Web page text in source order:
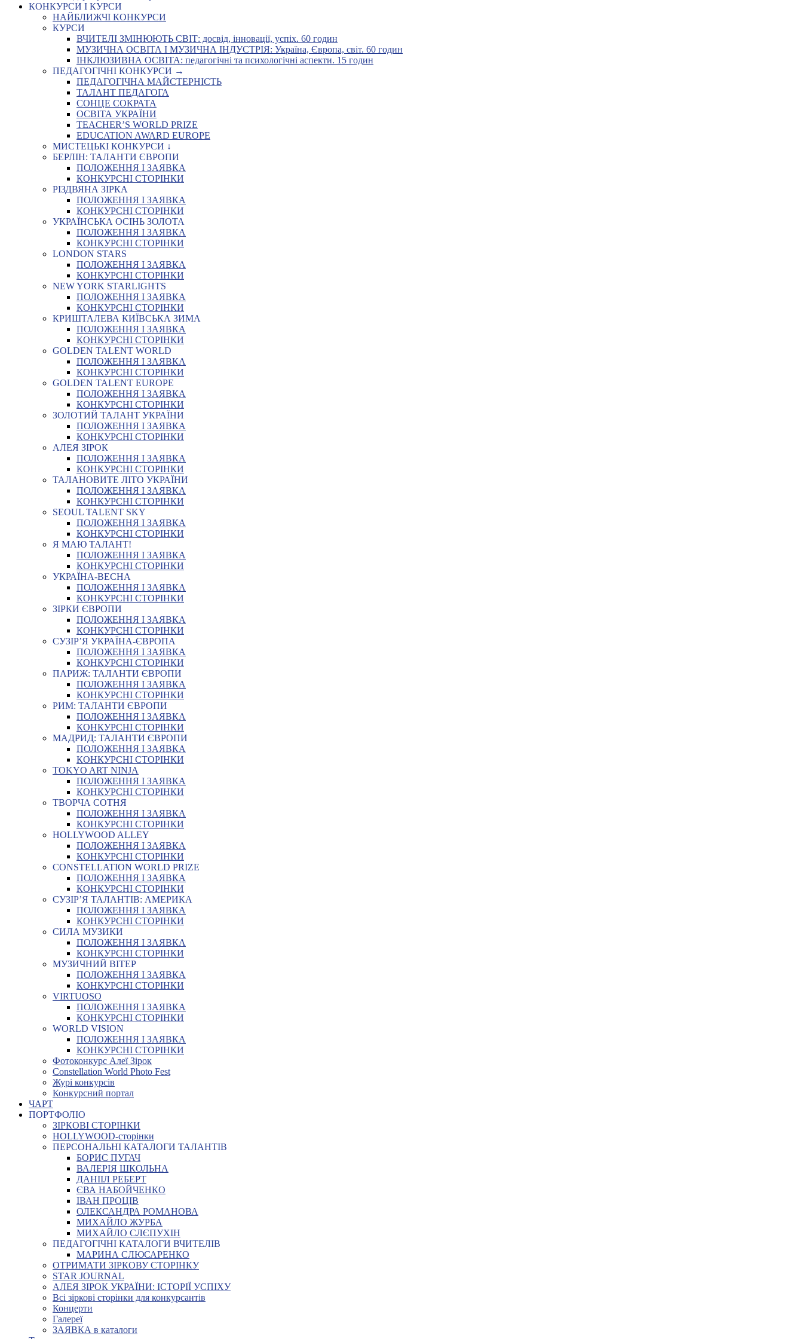
КОНКУРСИ І КУРСИ
НАЙБЛИЖЧІ КОНКУРСИ
КУРСИ
ВЧИТЕЛІ ЗМІНЮЮТЬ СВІТ: досвід, інновації, успіх. 60 годин
МУЗИЧНА ОСВІТА І МУЗИЧНА ІНДУСТРІЯ: Україна, Європа, світ. 60 годин
ІНКЛЮЗИВНА ОСВІТА: педагогічні та психологічні аспекти. 15 годин
ПЕДАГОГІЧНІ КОНКУРСИ →
ПЕДАГОГІЧНА МАЙСТЕРНІСТЬ
ТАЛАНТ ПЕДАГОГА
СОНЦЕ СОКРАТА
ОСВІТА УКРАЇНИ
TEACHER’S WORLD PRIZE
EDUCATION AWARD EUROPE
МИСТЕЦЬКІ КОНКУРСИ ↓
БЕРЛІН: ТАЛАНТИ ЄВРОПИ
ПОЛОЖЕННЯ І ЗАЯВКА
КОНКУРСНІ СТОРІНКИ
РІЗДВЯНА ЗІРКА
ПОЛОЖЕННЯ І ЗАЯВКА
КОНКУРСНІ СТОРІНКИ
УКРАЇНСЬКА ОСІНЬ ЗОЛОТА
ПОЛОЖЕННЯ І ЗАЯВКА
КОНКУРСНІ СТОРІНКИ
LONDON STARS
ПОЛОЖЕННЯ І ЗАЯВКА
КОНКУРСНІ СТОРІНКИ
NEW YORK STARLIGHTS
ПОЛОЖЕННЯ І ЗАЯВКА
КОНКУРСНІ СТОРІНКИ
КРИШТАЛЕВА КИЇВСЬКА ЗИМА
ПОЛОЖЕННЯ І ЗАЯВКА
КОНКУРСНІ СТОРІНКИ
GOLDEN TALENT WORLD
ПОЛОЖЕННЯ І ЗАЯВКА
КОНКУРСНІ СТОРІНКИ
GOLDEN TALENT EUROPE
ПОЛОЖЕННЯ І ЗАЯВКА
КОНКУРСНІ СТОРІНКИ
ЗОЛОТИЙ ТАЛАНТ УКРАЇНИ
ПОЛОЖЕННЯ І ЗАЯВКА
КОНКУРСНІ СТОРІНКИ
АЛЕЯ ЗІРОК
ПОЛОЖЕННЯ І ЗАЯВКА
КОНКУРСНІ СТОРІНКИ
ТАЛАНОВИТЕ ЛІТО УКРАЇНИ
ПОЛОЖЕННЯ І ЗАЯВКА
КОНКУРСНІ СТОРІНКИ
SEOUL TALENT SKY
ПОЛОЖЕННЯ І ЗАЯВКА
КОНКУРСНІ СТОРІНКИ
Я МАЮ ТАЛАНТ!
ПОЛОЖЕННЯ І ЗАЯВКА
КОНКУРСНІ СТОРІНКИ
УКРАЇНА-ВЕСНА
ПОЛОЖЕННЯ І ЗАЯВКА
КОНКУРСНІ СТОРІНКИ
ЗІРКИ ЄВРОПИ
ПОЛОЖЕННЯ І ЗАЯВКА
КОНКУРСНІ СТОРІНКИ
СУЗІР’Я УКРАЇНА-ЄВРОПА
ПОЛОЖЕННЯ І ЗАЯВКА
КОНКУРСНІ СТОРІНКИ
ПАРИЖ: ТАЛАНТИ ЄВРОПИ
ПОЛОЖЕННЯ І ЗАЯВКА
КОНКУРСНІ СТОРІНКИ
РИМ: ТАЛАНТИ ЄВРОПИ
ПОЛОЖЕННЯ І ЗАЯВКА
КОНКУРСНІ СТОРІНКИ
МАДРИД: ТАЛАНТИ ЄВРОПИ
ПОЛОЖЕННЯ І ЗАЯВКА
КОНКУРСНІ СТОРІНКИ
TOKYO ART NINJA
ПОЛОЖЕННЯ І ЗАЯВКА
КОНКУРСНІ СТОРІНКИ
ТВОРЧА СОТНЯ
ПОЛОЖЕННЯ І ЗАЯВКА
КОНКУРСНІ СТОРІНКИ
HOLLYWOOD ALLEY
ПОЛОЖЕННЯ І ЗАЯВКА
КОНКУРСНІ СТОРІНКИ
CONSTELLATION WORLD PRIZE
ПОЛОЖЕННЯ І ЗАЯВКА
КОНКУРСНІ СТОРІНКИ
СУЗІР’Я ТАЛАНТІВ: АМЕРИКА
ПОЛОЖЕННЯ І ЗАЯВКА
КОНКУРСНІ СТОРІНКИ
СИЛА МУЗИКИ
ПОЛОЖЕННЯ І ЗАЯВКА
КОНКУРСНІ СТОРІНКИ
МУЗИЧНИЙ ВІТЕР
ПОЛОЖЕННЯ І ЗАЯВКА
КОНКУРСНІ СТОРІНКИ
VIRTUOSO
ПОЛОЖЕННЯ І ЗАЯВКА
КОНКУРСНІ СТОРІНКИ
WORLD VISION
ПОЛОЖЕННЯ І ЗАЯВКА
КОНКУРСНІ СТОРІНКИ
Фотоконкурс Алеї Зірок
Constellation World Photo Fest
Журі конкурсів
Конкурсний портал
ЧАРТ
ПОРТФОЛІО
ЗІРКОВІ СТОРІНКИ
HOLLYWOOD-сторінки
ПЕРСОНАЛЬНІ КАТАЛОГИ ТАЛАНТІВ
БОРИС ПУГАЧ
ВАЛЕРІЯ ШКОЛЬНА
ДАНІІЛ РЕБЕРТ
ЄВА НАБОЙЧЕНКО
ІВАН ПРОЦІВ
ОЛЕКСАНДРА РОМАНОВА
МИХАЙЛО ЖУРБА
МИХАЙЛО СЛЄПУХІН
ПЕДАГОГІЧНІ КАТАЛОГИ ВЧИТЕЛІВ
МАРИНА СЛЮСАРЕНКО
ОТРИМАТИ ЗІРКОВУ СТОРІНКУ
STAR JOURNAL
АЛЕЯ ЗІРОК УКРАЇНИ: ІСТОРІЇ УСПІХУ
Всі зіркові сторінки для конкурсантів
Концерти
Галереї
ЗАЯВКА в каталоги